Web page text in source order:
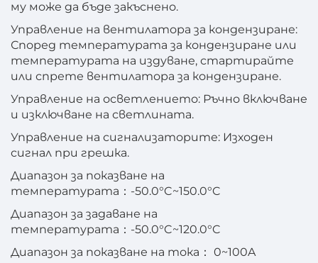
му може да бъде закъснено.
Управление на вентилатора за кондензиране:
Според температурата за кондензиране или
температурата на издуване, стартирайте
или спрете вентилатора за кондензиране.
Управление на осветлението: Ръчно включване
и изключване на светлината.
Управление на сигнализаторите: Изходен
сигнал при грешка.
Диапазон за показване на
температурата：-50.0°C~150.0°C
Диапазон за задаване на
температурата：-50.0°C~120.0°C
Диапазон за показване на тока： 0~100A